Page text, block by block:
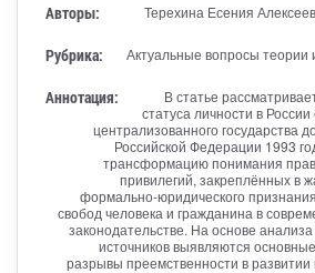
Авторы:
Терехина Есения
Рубрика:
Актуальные вопросы теории
Аннотация:
В статье
статуса личности в
централизованного государства
Российской Федерации 1993
трансформацию понимания
привилегий, закреплённых в
формально-юридического
свобод человека и гражданина в
законодательстве. На основе
источников выявляются
разрывы преемственности в развитии